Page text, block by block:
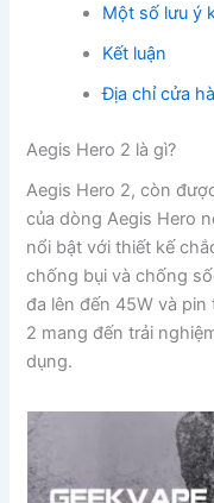
Một số lưu ý
Kết luận
Địa chỉ cửa
Aegis Hero 2 là gì?
Aegis Hero 2, còn
của dòng Aegis Hero
nổi bật với thiết kế
chống bụi và chống
đa lên đến 45W và
2 mang đến trải
dụng.